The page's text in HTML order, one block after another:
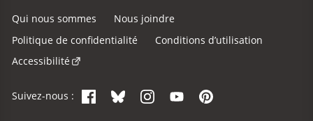
Qui nous sommes
Nous joindre
Politique de confidentialité
Conditions d’utilisation
Accessibilité
Suivez-nous : FacebookBlueskyInstagram
YouTubePinterest